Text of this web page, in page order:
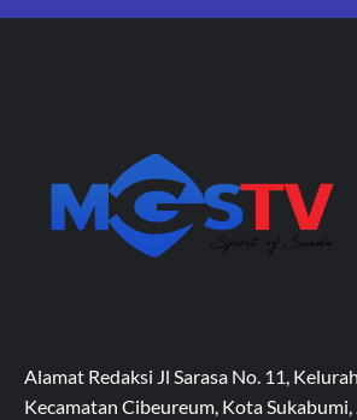
Alamat Redaksi Jl Sarasa No. 11,
Kecamatan Cibeureum, Kota Sukabumi,